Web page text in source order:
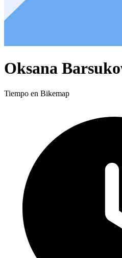
Oksana
Tiempo en Bikemap